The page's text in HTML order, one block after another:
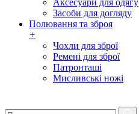
Аксесуари для одягу
Засоби для догляду
Полювання та зброя
+
Чохли для зброї
Ремені для зброї
Патронташі
Мисливські ножі